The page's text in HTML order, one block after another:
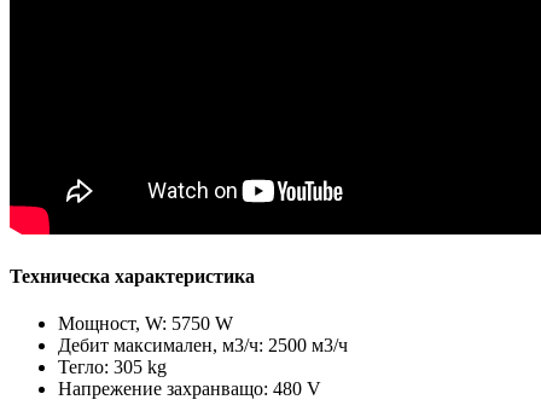
Техническа характеристика
Мощност, W: 5750 W
Дебит максимален, м3/ч: 2500 м3/ч
Тегло: 305 kg
Напрежение захранващо: 480 V